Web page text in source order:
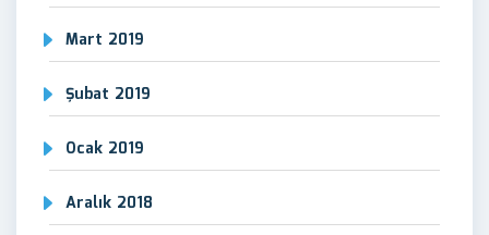
Mart 2019
Şubat 2019
Ocak 2019
Aralık 2018